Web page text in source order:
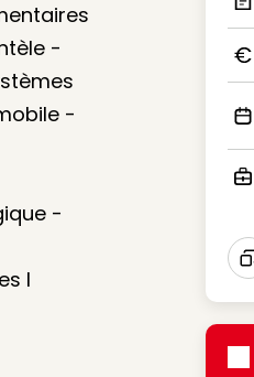
-
-
-
I